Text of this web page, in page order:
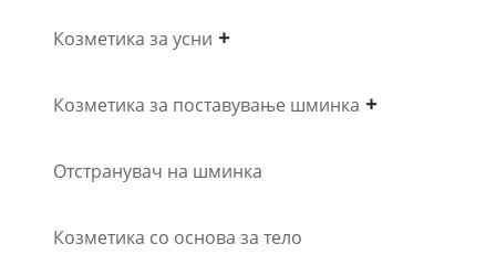
Козметика за усни
Козметика за поставување шминка
Отстранувач на шминка
Козметика со основа за тело